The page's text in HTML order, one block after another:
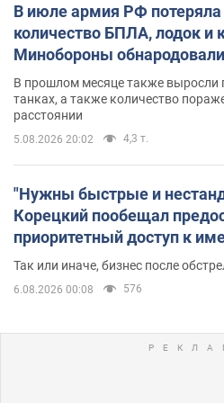
В июле армия РФ потеряла
количество БПЛА, лодок и
Минобороны обнародовали
В прошлом месяце также выросли
танках, а также количество
расстоянии
5.08.2026 20:02 4,3 т.
"Нужны быстрые и
Корецкий пообещал
приоритетный доступ к
помещениям
Так или иначе, бизнес после
6.08.2026 00:08 576